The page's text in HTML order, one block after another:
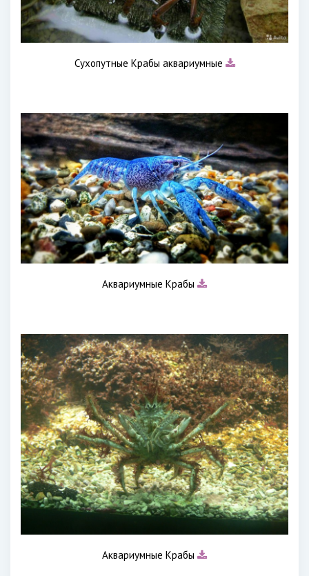
Сухопутные Крабы аквариумные
Аквариумные Крабы
Аквариумные Крабы